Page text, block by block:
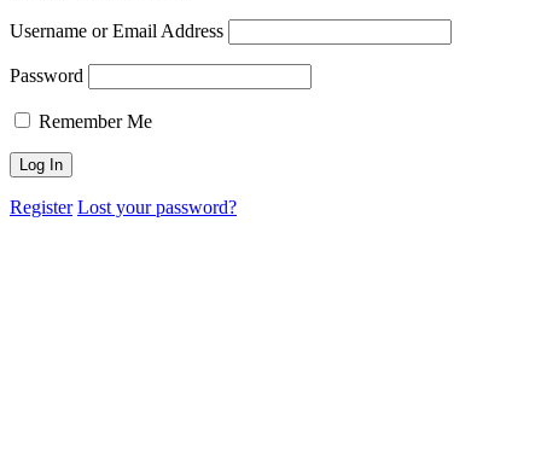
Username or Email Address
Password
Remember Me
Register Lost your password?